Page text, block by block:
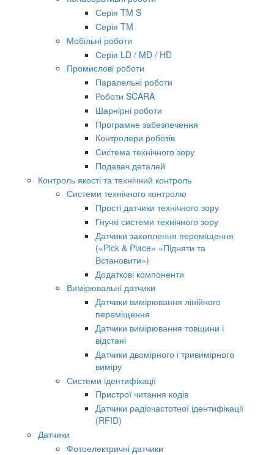
Серія TM S
Серія TM
Мобільні роботи
Серія LD / MD / HD
Промислові роботи
Паралельні роботи
Роботи SCARA
Шарнірні роботи
Програмне забезпечення
Контролери роботів
Система технічного зору
Подавач деталей
Контроль якості та технічний контроль
Системи технічного контролю
Прості датчики технічного зору
Гнучкі системи технічного зору
Датчики захоплення переміщення
(«Pick & Place» «Підняти та
Встановити»)
Додаткові компоненти
Вимірювальні датчики
Датчики вимірювання лінійного
переміщення
Датчики вимірювання товщини і
відстані
Датчики двомірного і тривимірного
виміру
Системи ідентифікації
Пристрої читання кодів
Датчики радіочастотної ідентифікації
(RFID)
Датчики
Фотоелектричні датчики